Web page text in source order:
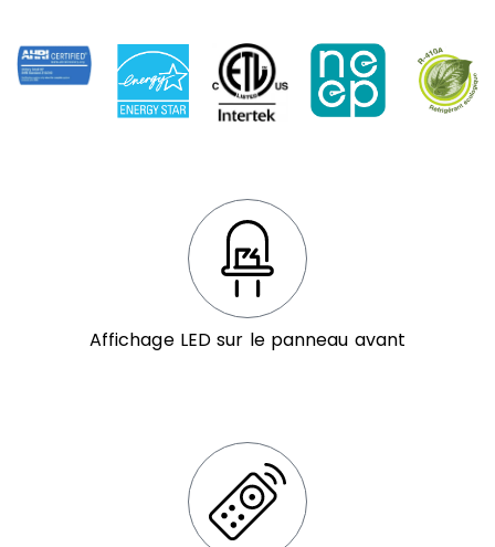
Affichage LED sur le panneau avant